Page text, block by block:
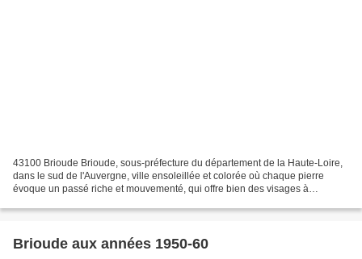
43100 Brioude Brioude, sous-préfecture du département de la Haute-Loire,
dans le sud de l'Auvergne, ville ensoleillée et colorée où chaque pierre
évoque un passé riche et mouvementé, qui offre bien des visages à
Brioude aux années 1950-60